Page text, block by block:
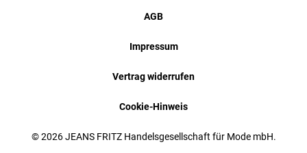
© 2026 JEANS FRITZ Handelsgesellschaft für Mode mbH.
AGB
Impressum
Vertrag widerrufen
Cookie-Hinweis